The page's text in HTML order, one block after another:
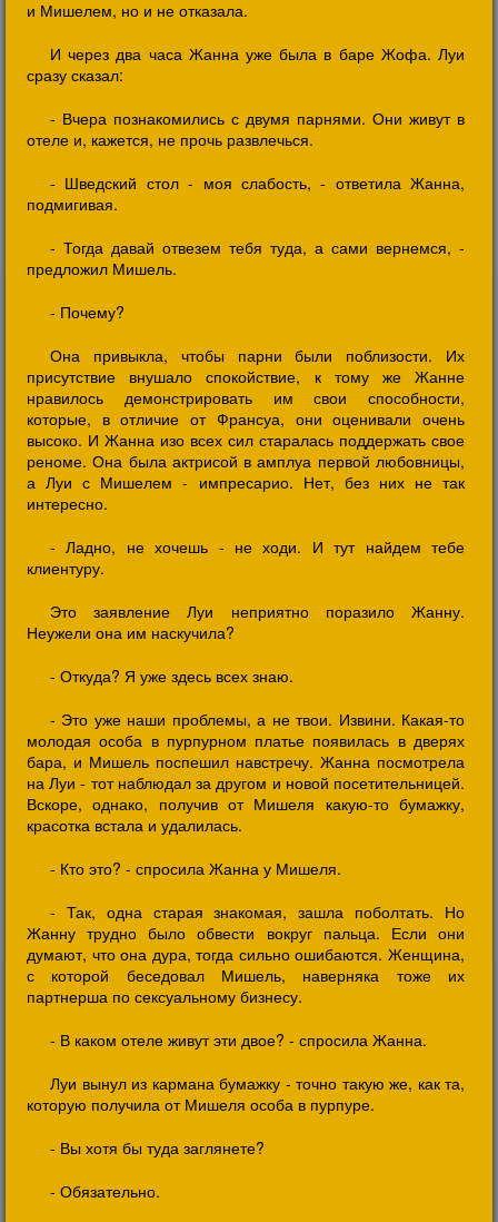
и Мишелем, но и не отказала.
И через два часа Жанна уже была в баре Жофа. Луи
сразу сказал:
- Вчера познакомились с двумя парнями. Они живут в
отеле и, кажется, не прочь развлечься.
- Шведский стол - моя слабость, - ответила Жанна,
подмигивая.
- Тогда давай отвезем тебя туда, а сами вернемся, -
предложил Мишель.
- Почему?
Она привыкла, чтобы парни были поблизости. Их
присутствие внушало спокойствие, к тому же Жанне
нравилось демонстрировать им свои способности,
которые, в отличие от Франсуа, они оценивали очень
высоко. И Жанна изо всех сил старалась поддержать свое
реноме. Она была актрисой в амплуа первой любовницы,
а Луи с Мишелем - импресарио. Нет, без них не так
интересно.
- Ладно, не хочешь - не ходи. И тут найдем тебе
клиентуру.
Это заявление Луи неприятно поразило Жанну.
Неужели она им наскучила?
- Откуда? Я уже здесь всех знаю.
- Это уже наши проблемы, а не твои. Извини. Какая-то
молодая особа в пурпурном платье появилась в дверях
бара, и Мишель поспешил навстречу. Жанна посмотрела
на Луи - тот наблюдал за другом и новой посетительницей.
Вскоре, однако, получив от Мишеля какую-то бумажку,
красотка встала и удалилась.
- Кто это? - спросила Жанна у Мишеля.
- Так, одна старая знакомая, зашла поболтать. Но
Жанну трудно было обвести вокруг пальца. Если они
думают, что она дура, тогда сильно ошибаются. Женщина,
с которой беседовал Мишель, наверняка тоже их
партнерша по сексуальному бизнесу.
- В каком отеле живут эти двое? - спросила Жанна.
Луи вынул из кармана бумажку - точно такую же, как та,
которую получила от Мишеля особа в пурпуре.
- Вы хотя бы туда заглянете?
- Обязательно.